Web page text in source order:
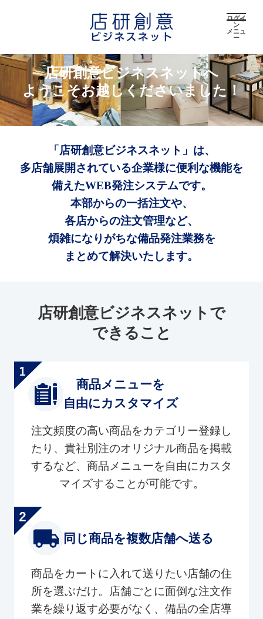
ログイ
ン
メニュ
ー
店研創意ビジネスネットへ
ようこそお越しくださいました！
「店研創意ビジネスネット」は、
多店舗展開されている企業様に便利な機能を
備えたWEB発注システムです。
本部からの一括注文や、
各店からの注文管理など、
煩雑になりがちな備品発注業務を
まとめて解決いたします。
店研創意ビジネスネットで
できること
商品メニューを
自由にカスタマイズ
注文頻度の高い商品をカテゴリー登録し
たり、貴社別注のオリジナル商品を掲載
するなど、商品メニューを自由にカスタ
マイズすることが可能です。
同じ商品を複数店舗へ送る
商品をカートに入れて送りたい店舗の住
所を選ぶだけ。店舗ごとに面倒な注文作
業を繰り返す必要がなく、備品の全店導